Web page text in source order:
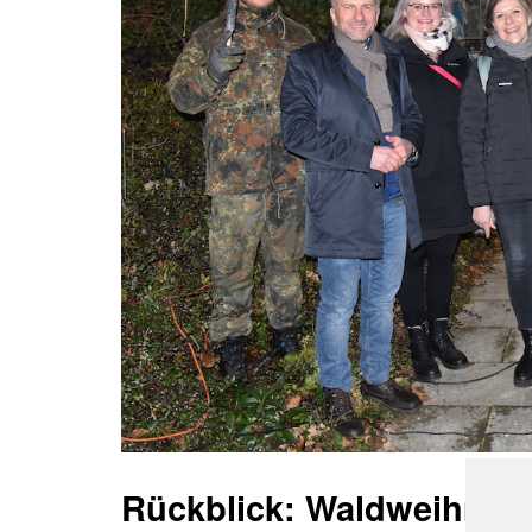
Rückblick: